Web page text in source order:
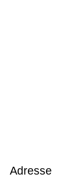
Adresse